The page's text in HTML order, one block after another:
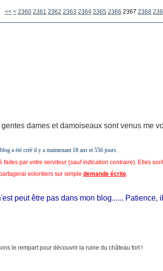
<< < 2300
2310
2320
2330
2340
2350
2360 2361 2362 2363 2364 2365 2366 2367 2368
gentes dames et damoiseaux sont venus me
a été créé il y a maintenant 18 ans et556 jours.
faites par votre serviteur (sauf indication contraire). Elles
volontiers sur simple demande écrite.
peut être pas dans mon blog...... Patience,